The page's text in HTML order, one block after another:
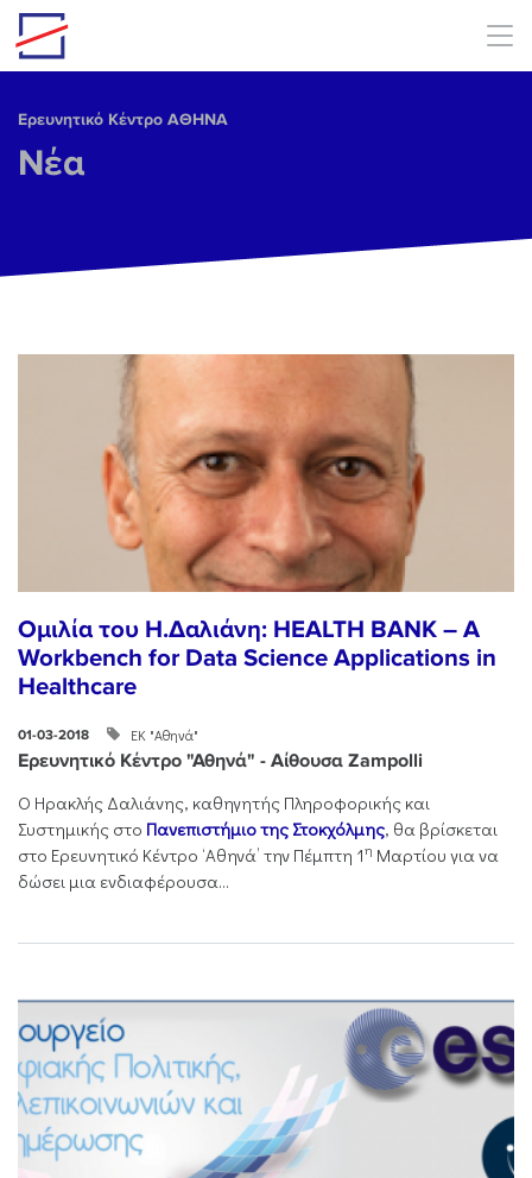
Skip to main content
Ερευνητικό Κέντρο ΑΘΗΝΑ
Νέα
Ομιλία του Η.Δαλιάνη: HEALTH BANK – A
Workbench for Data Science Applications in
Healthcare
01-03-2018 ΕΚ "Αθηνά"
Ερευνητικό Κέντρο "Αθηνά" - Αίθουσα Zampolli
O Ηρακλής Δαλιάνης, καθηγητής Πληροφορικής και
Συστημικής στο Πανεπιστήμιο της Στοκχόλμης, θα βρίσκεται
στο Ερευνητικό Κέντρο ‘Αθηνά’ την Πέμπτη 1η Μαρτίου για να
δώσει μια ενδιαφέρουσα...